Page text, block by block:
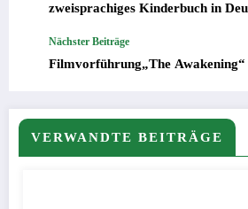
zweisprachiges Kinderbuch in
Nächster Beiträge
Filmvorführung„The Awakening“
VERWANDTE BEITRÄGE